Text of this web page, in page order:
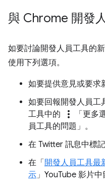
與 Chrome 開發
如要討論開發人員工具的
使用下列選項。
如要提供意見或要求
如要回報開發人員工
工具中的
more_vert 「更多
員工具的問題」 。
在 Twitter 訊息中標記
在「 開發人員工具最
示」YouTube 影片中